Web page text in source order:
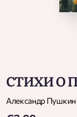
СТИХИ О
Александр Пушкин